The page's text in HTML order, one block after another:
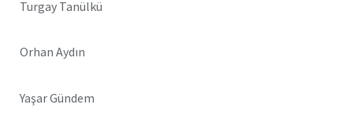
Turgay Tanülkü
Orhan Aydın
Yaşar Gündem